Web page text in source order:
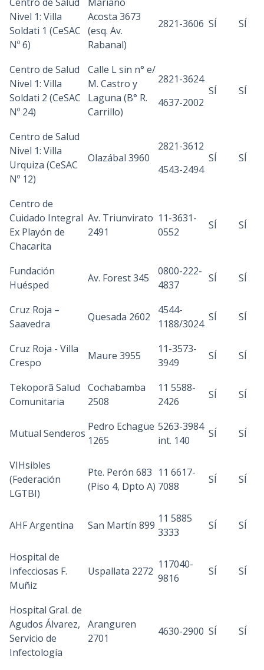
Nivel 1: Villa
Soldati 1 (CeSAC
Nº 6)
Acosta 3673
(esq. Av.
Rabanal)
2821-3606 SÍ SÍ
Centro de Salud
Nivel 1: Villa
Soldati 2 (CeSAC
Nº 24)
Calle L sin n° e/
M. Castro y
Laguna (B° R.
Carrillo)
2821-3624
4637-2002
SÍ SÍ
Centro de Salud
Nivel 1: Villa
Urquiza (CeSAC
Nº 12)
Olazábal 3960
2821-3612
4543-2494
SÍ SÍ
Centro de
Cuidado Integral
Ex Playón de
Chacarita
Av. Triunvirato
2491
11-3631-
0552
SÍ SÍ
Fundación
Huésped
Av. Forest 345
0800-222-
4837
SÍ SÍ
Cruz Roja –
Saavedra
Quesada 2602
4544-
1188/3024
SÍ SÍ
Cruz Roja - Villa
Crespo
Maure 3955
11-3573-
3949
SÍ SÍ
Tekoporã Salud
Comunitaria
Cochabamba
2508
11 5588-
2426
SÍ SÍ
Mutual Senderos
Pedro Echagüe
1265
5263-3984
int. 140
SÍ SÍ
VIHsibles
(Federación
LGTBI)
Pte. Perón 683
(Piso 4, Dpto A)
11 6617-
7088
SÍ SÍ
AHF Argentina San Martín 899
11 5885
3333
SÍ SÍ
Hospital de
Infecciosas F.
Muñiz
Uspallata 2272
117040-
9816
SÍ SÍ
Hospital Gral. de
Agudos Álvarez,
Servicio de
Infectología
Aranguren
2701
4630-2900 SÍ SÍ